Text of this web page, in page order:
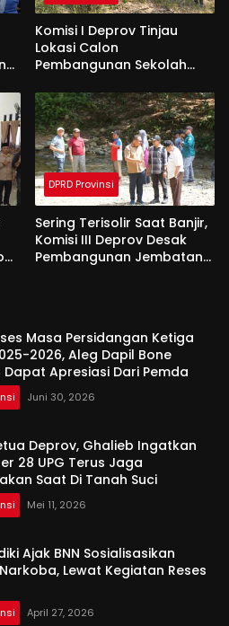
Komisi I Deprov Tinjau
Lokasi Calon
Pembangunan Sekolah
DPRD Provinsi
Sering Terisolir Saat Banjir,
Komisi III Deprov Desak
Pembangunan Jembatan
Masa Persidangan Ketiga
2026, Aleg Dapil Bone
Apresiasi Dari Pemda
Juni 30, 2026
Deprov, Ghalieb Ingatkan
28 UPG Terus Jaga
Saat Di Tanah Suci
Mei 11, 2026
Ajak BNN Sosialisasikan
Lewat Kegiatan Reses
April 27, 2026